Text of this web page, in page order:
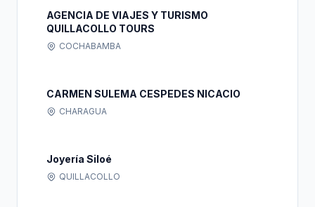
AGENCIA DE VIAJES Y TURISMO
QUILLACOLLO TOURS
COCHABAMBA
CARMEN SULEMA CESPEDES NICACIO
CHARAGUA
Joyería Siloé
QUILLACOLLO